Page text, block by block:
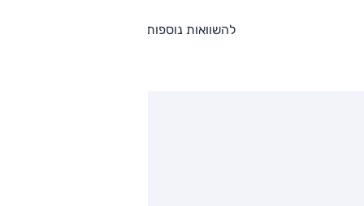
להשוואות נוספות